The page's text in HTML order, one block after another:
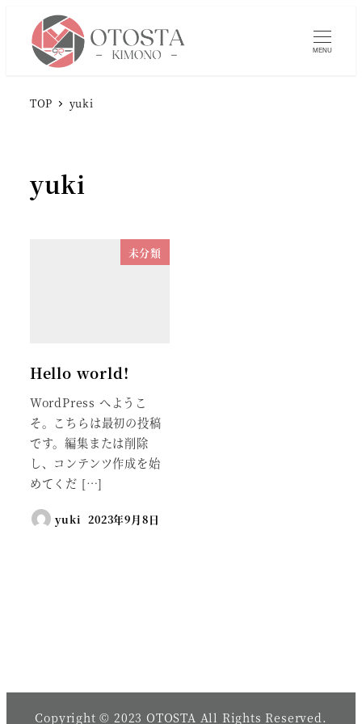
MENU
TOP yuki
yuki
未分類
Hello world!
WordPress へようこ
そ。こちらは最初の投稿
です。編集または削除
し、コンテンツ作成を始
めてくだ […]
yuki 2023年9月8日
Copyright © 2023 OTOSTA All Rights Reserved.